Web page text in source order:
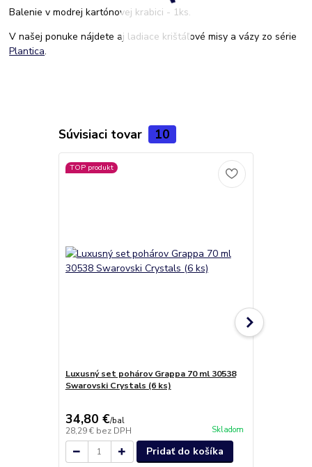
Balenie v modrej kartónovej krabici - 1ks.
V našej ponuke nájdete aj ladiace krištáľové misy a vázy zo série
Plantica.
Súvisiaci tovar 10
TOP produkt
Luxusný set pohárov Grappa 70 ml 30538
Swarovski Crystals (6 ks)
34,80 €/bal
28,29 € bez DPH Skladom
Pridať do košíka